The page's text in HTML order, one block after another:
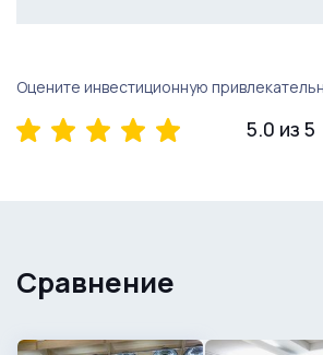
Оцените инвестиционную
5.0 из 5
Сравнение